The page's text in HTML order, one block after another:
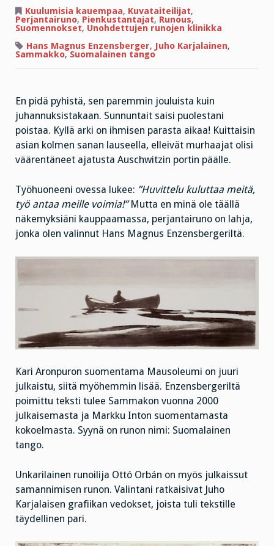
kysyy:
näinkö
näet
juhannuspäivän
aamun?
Kuulumisia kauempaa, Kuvataiteilijat,
Perjantairuno, Pienkustantajat, Runous,
Suomennokset, Unohdettujen runojen klinikka
Hans Magnus Enzensberger, Juho Karjalainen,
Sammakko,Suomalainen tango
En pidä pyhistä, sen paremmin jouluista kuin
juhannuksistakaan. Sunnuntait saisi puolestani
poistaa. Kyllä arki on ihmisen parasta aikaa! Kuittaisin
asian kolmen sanan lauseella, elleivät murhaajat olisi
väärentäneet ajatusta Auschwitzin portin päälle.
Työhuoneeni ovessa lukee: ”Huvittelu kuluttaa meitä,
työ antaa meille voimia!”Mutta en minä ole täällä
näkemyksiäni kauppaamassa, perjantairuno on lahja,
jonka olen valinnut Hans Magnus Enzensbergeriltä.
Kari Aronpuron suomentama Mausoleumi on juuri
julkaistu, siitä myöhemmin lisää. Enzensbergeriltä
poimittu teksti tulee Sammakon vuonna 2000
julkaisemasta ja Markku Inton suomentamasta
kokoelmasta. Syynä on runon nimi: Suomalainen
tango.
Unkarilainen runoilija Ottó Orbán on myös julkaissut
samannimisen runon. Valintani ratkaisivat Juho
Karjalaisen grafiikan vedokset, joista tuli tekstille
täydellinen pari.